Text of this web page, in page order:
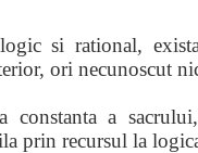
si rational,
ori necunoscut
constanta a
prin recursul la